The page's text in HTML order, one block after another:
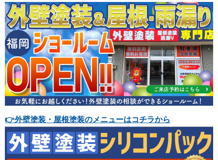
👉外壁塗装・屋根塗装のメニューはコチラから